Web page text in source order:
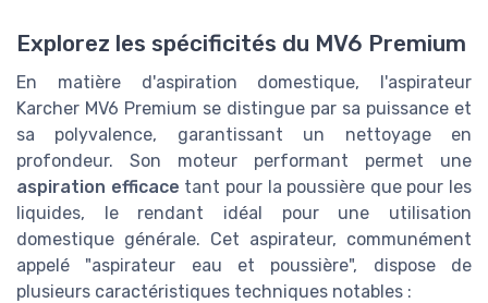
Explorez les spécificités du MV6 Premium
En matière d'aspiration domestique, l'aspirateur
Karcher MV6 Premium se distingue par sa puissance et
sa polyvalence, garantissant un nettoyage en
profondeur. Son moteur performant permet une
aspiration efficace tant pour la poussière que pour les
liquides, le rendant idéal pour une utilisation
domestique générale. Cet aspirateur, communément
appelé "aspirateur eau et poussière", dispose de
plusieurs caractéristiques techniques notables :